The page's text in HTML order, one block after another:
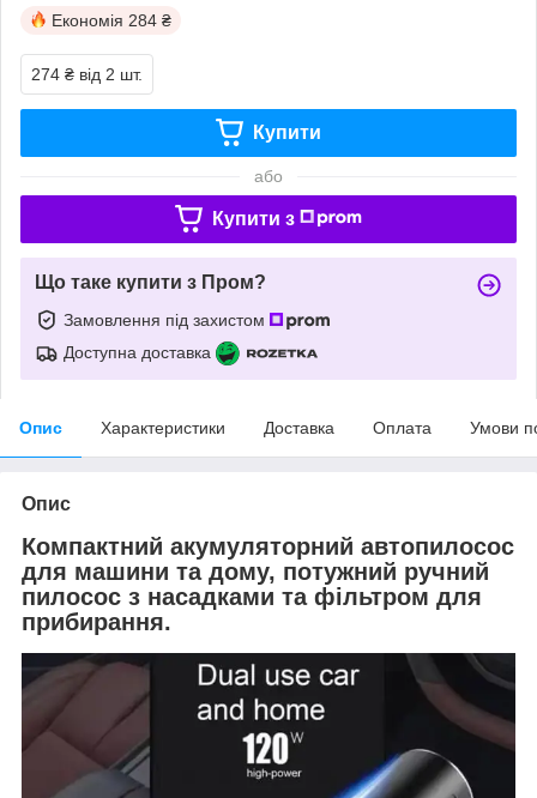
Економія 284 ₴
274 ₴ від 2 шт.
Купити
або
Купити з
Що таке купити з Пром?
Замовлення під захистом
Доступна доставка
Опис Характеристики Доставка Оплата Умови
Опис
Компактний акумуляторний автопилосос
для машини та дому, потужний ручний
пилосос з насадками та фільтром для
прибирання.